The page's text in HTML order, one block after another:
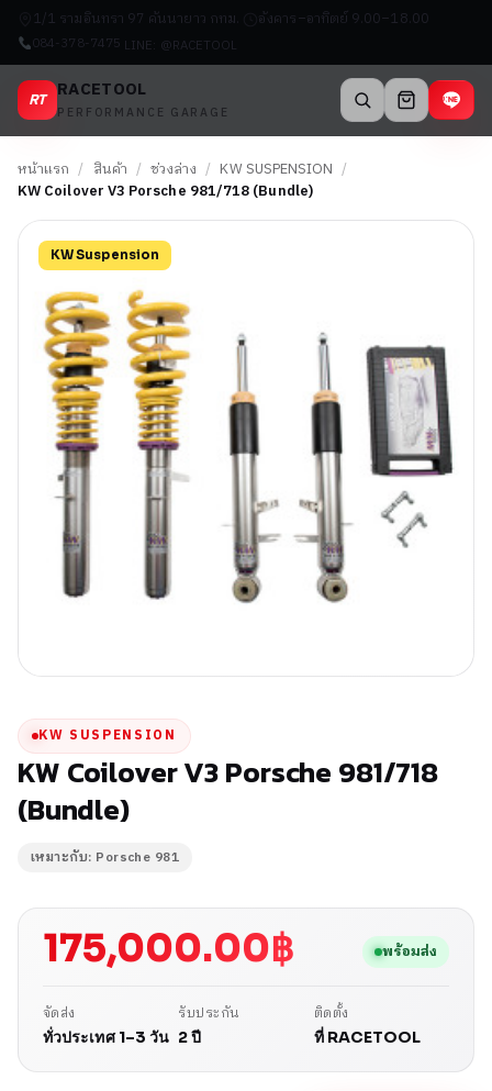
1/1 รามอินทรา 97 คันนายาว กทม. อังคาร–อาทิตย์ 9.00–18.00
084-378-7475 LINE: @RACETOOL
RT RACETOOL
PERFORMANCE GARAGE
หน้าแรก / สินค้า / ช่วงล่าง / KW SUSPENSION /
KW Coilover V3 Porsche 981/718 (Bundle)
KW Suspension
KW SUSPENSION
KW Coilover V3 Porsche 981/718
(Bundle)
เหมาะกับ: Porsche 981
175,000.00฿ พร้อมส่ง
จัดส่ง
ทั่วประเทศ 1–3 วัน
รับประกัน
2 ปี
ติดตั้ง
ที่ RACETOOL